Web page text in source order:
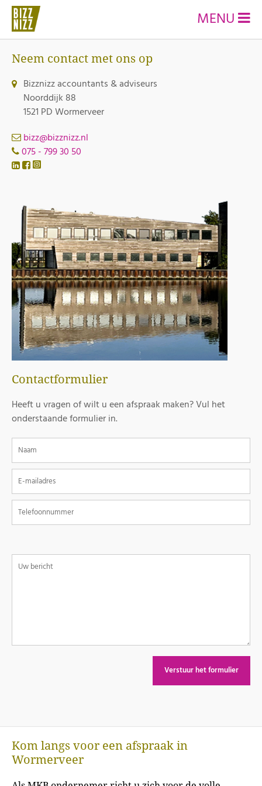
MENU
Neem contact met ons op
Bizznizz accountants & adviseurs
Noorddijk 88
1521 PD Wormerveer
bizz@bizznizz.nl
075 - 799 30 50
Contactformulier
Heeft u vragen of wilt u een afspraak maken? Vul het
onderstaande formulier in.
Kom langs voor een afspraak in
Wormerveer